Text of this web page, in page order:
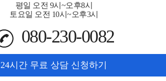
평일 오전 9시~오후8시
토요일 오전 10시~오후3시
080-230-0082
24시간 무료 상담 신청하기